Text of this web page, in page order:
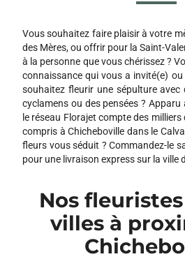
Vous souhaitez faire plaisir à votre
des Mères, ou offrir pour la Saint-
à la personne que vous chérissez ?
connaissance qui vous a invité(e)
souhaitez fleurir une sépulture avec
cyclamens ou des pensées ?
le réseau Florajet compte des
compris à Chicheboville dans le
fleurs vous séduit ? Commandez-le
pour une livraison express sur la ville
Nos
villes à